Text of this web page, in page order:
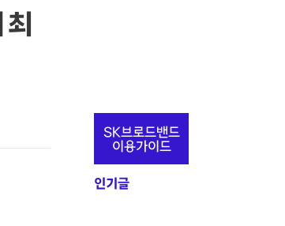
추
정
보
SK브로드밴드
이용가이드
인기글